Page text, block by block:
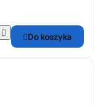
 Do koszyka